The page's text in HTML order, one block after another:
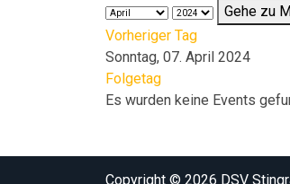
Gehe zu
Vorheriger Tag
Sonntag, 07. April 2024
Folgetag
Es wurden keine Events
Copyright © 2026 DSV